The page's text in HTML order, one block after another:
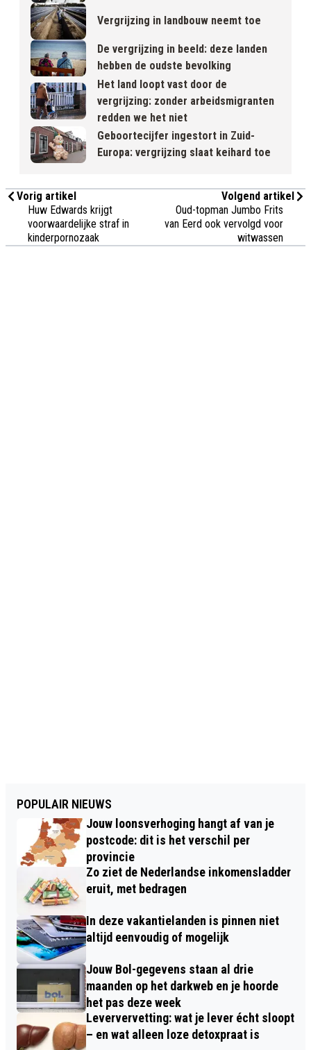
Vergrijzing in landbouw neemt toe
De vergrijzing in beeld: deze landen
hebben de oudste bevolking
Het land loopt vast door de
vergrijzing: zonder arbeidsmigranten
redden we het niet
Geboortecijfer ingestort in Zuid-
Europa: vergrijzing slaat keihard toe
Vorig artikel
Huw Edwards krijgt
voorwaardelijke straf in
kinderpornozaak
Volgend artikel
Oud-topman Jumbo Frits
van Eerd ook vervolgd voor
witwassen
POPULAIR NIEUWS
Jouw loonsverhoging hangt af van je
postcode: dit is het verschil per
provincie
Zo ziet de Nederlandse inkomensladder
eruit, met bedragen
In deze vakantielanden is pinnen niet
altijd eenvoudig of mogelijk
Jouw Bol-gegevens staan al drie
maanden op het darkweb en je hoorde
het pas deze week
Leververvetting: wat je lever écht sloopt
– en wat alleen loze detoxpraat is